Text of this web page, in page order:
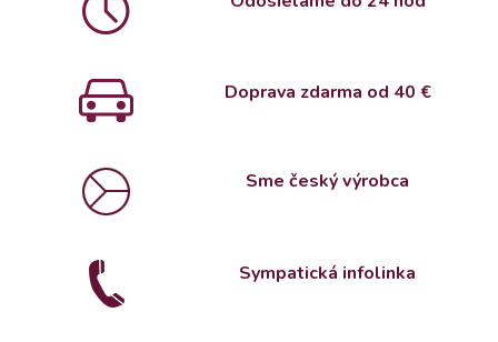
Doprava zdarma od 40 €
Sme český výrobca
Sympatická infolinka